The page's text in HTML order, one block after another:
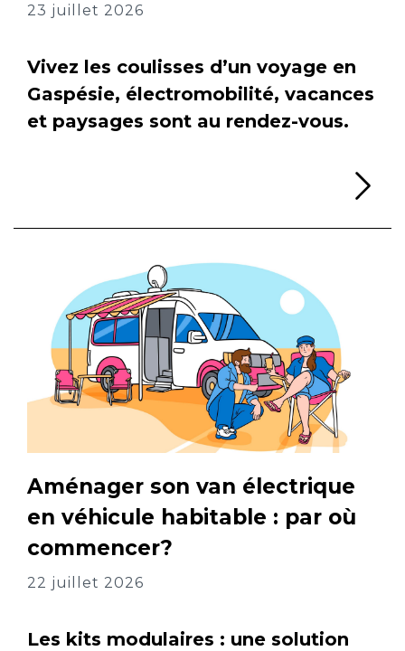
23 juillet 2026
Vivez les coulisses d’un voyage en
Gaspésie, électromobilité, vacances
et paysages sont au rendez-vous.
Aménager son van électrique
en véhicule habitable : par où
commencer?
22 juillet 2026
Les kits modulaires : une solution